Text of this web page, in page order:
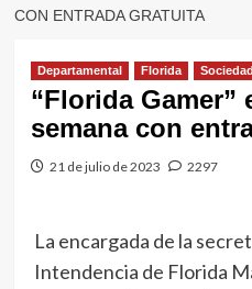
CON ENTRADA GRATUITA
Departamental Florida Sociedad
“Florida Gamer”
semana con
21 de julio de 2023 2297
La encargada de la
Intendencia de Florida